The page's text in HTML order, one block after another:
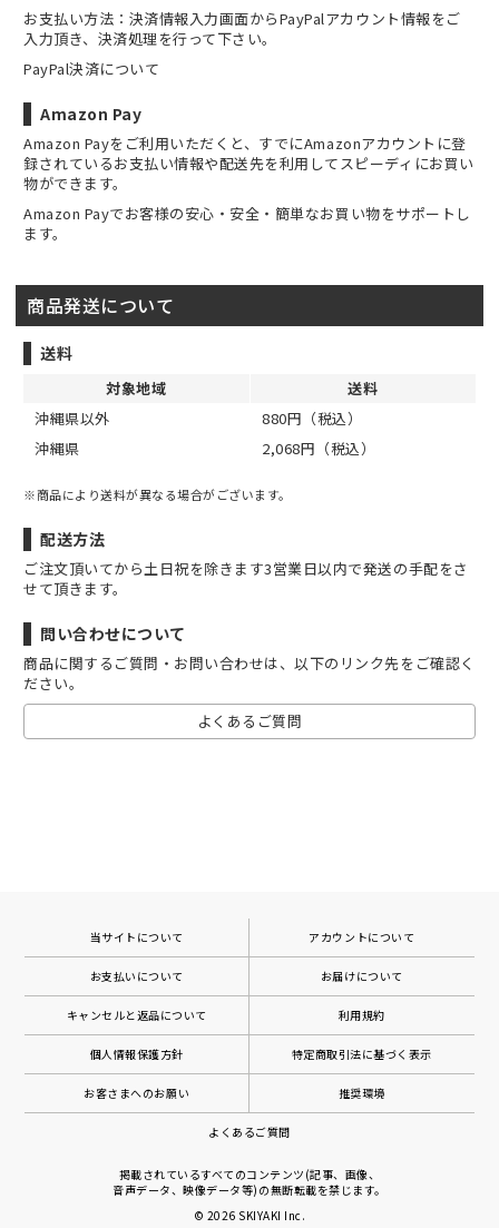
お支払い方法：決済情報入力画面からPayPalアカウント情報をご
入力頂き、決済処理を行って下さい。
PayPal決済について
Amazon Pay
Amazon Payをご利用いただくと、すでにAmazonアカウントに登
録されているお支払い情報や配送先を利用してスピーディにお買い
物ができます。
Amazon Payでお客様の安心・安全・簡単なお買い物をサポートし
ます。
商品発送について
送料
対象地域
送料
沖縄県以外
880円（税込）
沖縄県
2,068円（税込）
※商品により送料が異なる場合がございます。
配送方法
ご注文頂いてから土日祝を除きます3営業日以内で発送の手配をさ
せて頂きます。
問い合わせについて
商品に関するご質問・お問い合わせは、以下のリンク先をご確認く
ださい。
よくあるご質問
当サイトについて アカウントについて
お支払いについて お届けについて
キャンセルと返品について 利用規約
個人情報保護方針 特定商取引法に基づく表示
お客さまへのお願い 推奨環境
よくあるご質問
掲載されているすべてのコンテンツ(記事、画像、
音声データ、映像データ等)の無断転載を禁じます。
© 2026 SKIYAKI Inc.